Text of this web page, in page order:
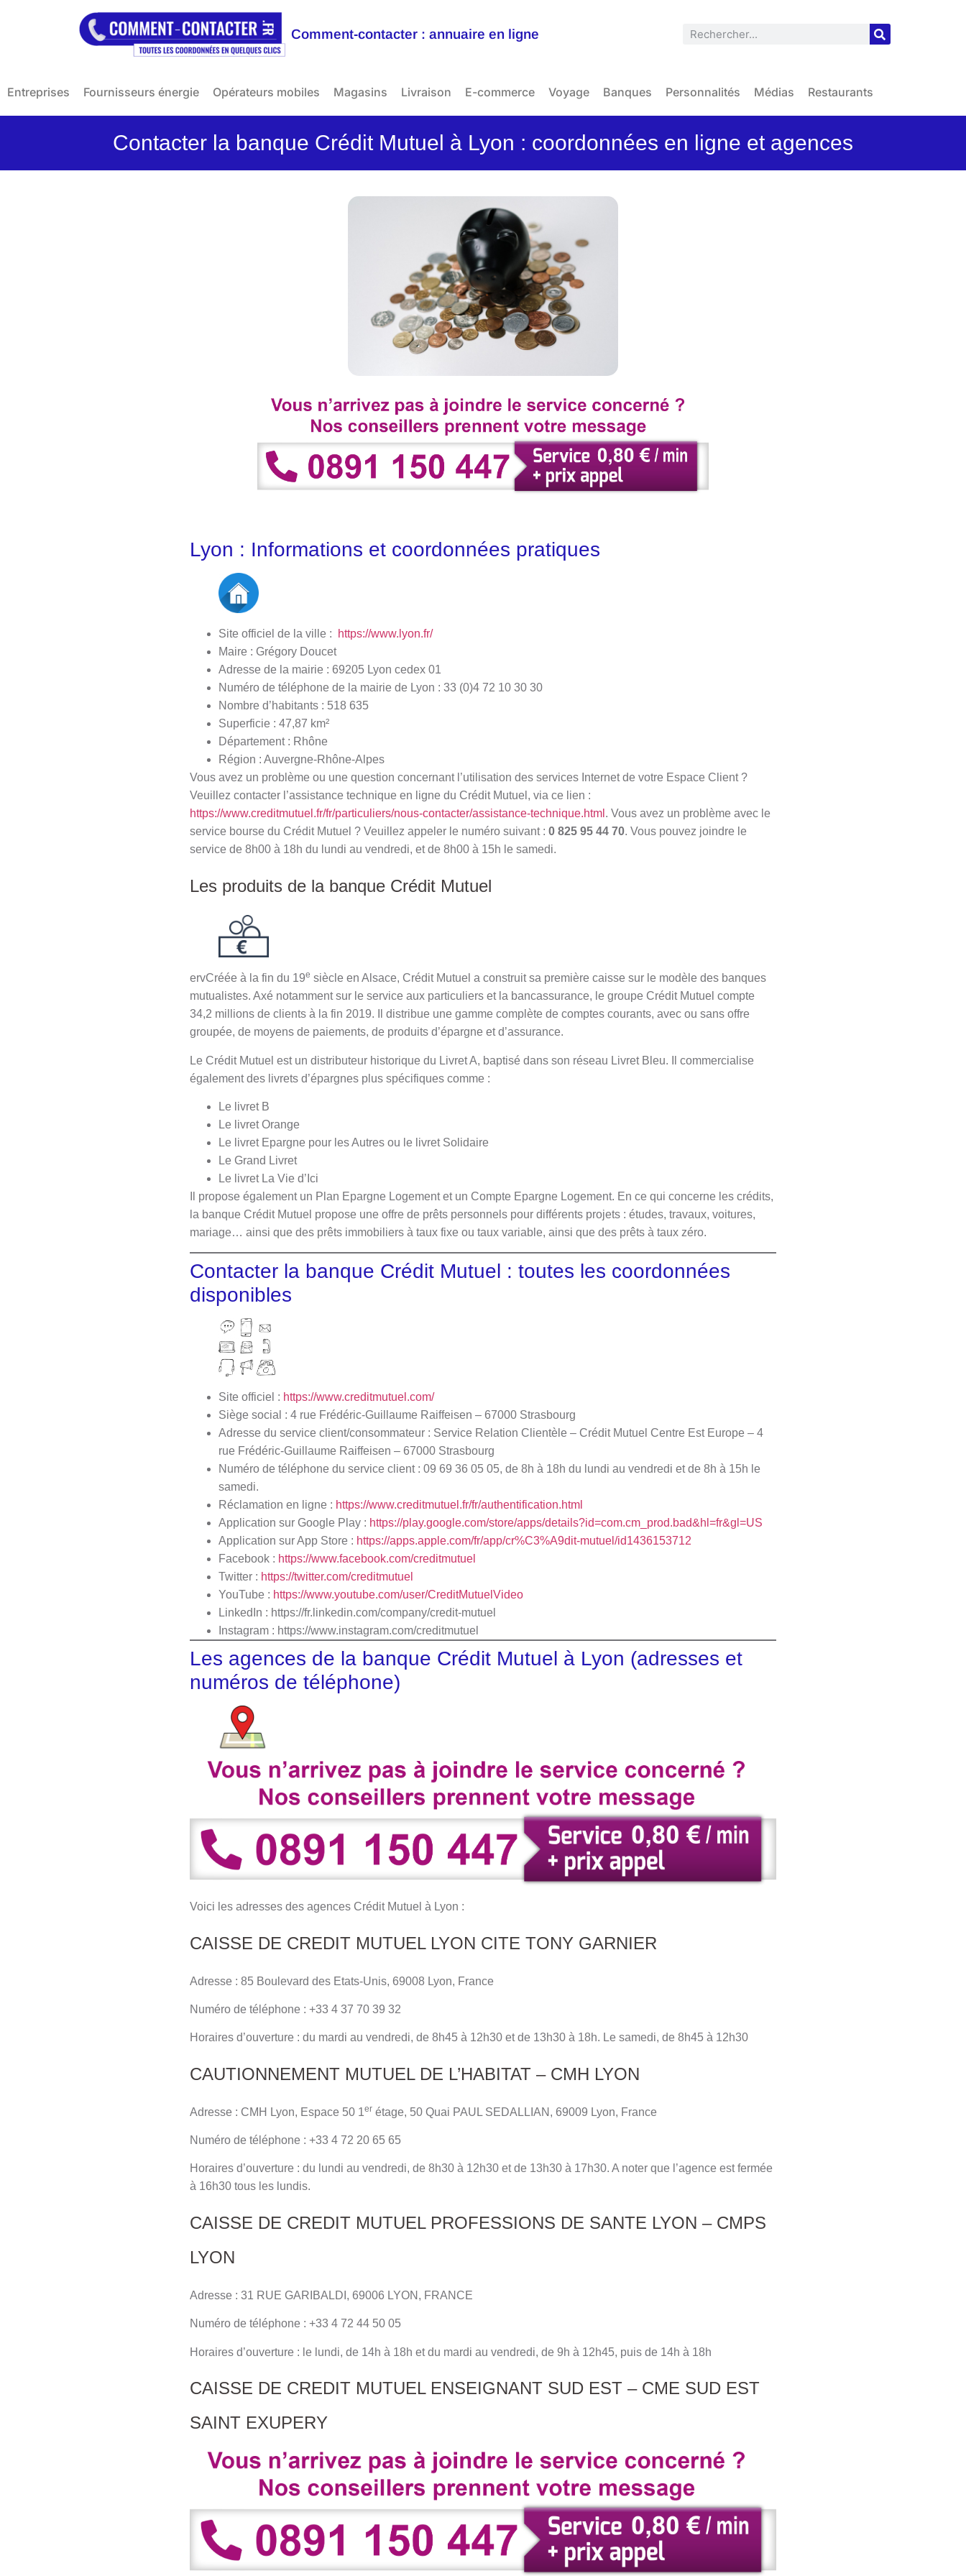
Comment-contacter : annuaire en ligne
Entreprises Fournisseurs énergie Opérateurs mobiles Magasins Livraison E-commerce Voyage Banques Personnalités Médias Restaurants
Contacter la banque Crédit Mutuel à Lyon : coordonnées en ligne et agences
Lyon : Informations et coordonnées pratiques
Site officiel de la ville :
https://www.lyon.fr/
Maire : Grégory Doucet
Adresse de la mairie : 69205 Lyon cedex 01
Numéro de téléphone de la mairie de Lyon : 33 (0)4 72 10 30 30
Nombre d’habitants : 518 635
Superficie : 47,87 km²
Département : Rhône
Région : Auvergne-Rhône-Alpes
Vous avez un problème ou une question concernant l’utilisation des services Internet de votre Espace Client ?
Veuillez contacter l’assistance technique en ligne du Crédit Mutuel, via ce lien :
https://www.creditmutuel.fr/fr/particuliers/nous-contacter/assistance-technique.html . Vous avez un problème avec le
service bourse du Crédit Mutuel ? Veuillez appeler le numéro suivant : 0 825 95 44 70. Vous pouvez joindre le
service de 8h00 à 18h du lundi au vendredi, et de 8h00 à 15h le samedi.
Les produits de la banque Crédit Mutuel
ervCréée à la fin du 19e siècle en Alsace, Crédit Mutuel a construit sa première caisse sur le modèle des banques
mutualistes. Axé notamment sur le service aux particuliers et la bancassurance, le groupe Crédit Mutuel compte
34,2 millions de clients à la fin 2019. Il distribue une gamme complète de comptes courants, avec ou sans offre
groupée, de moyens de paiements, de produits d’épargne et d’assurance.
Le Crédit Mutuel est un distributeur historique du Livret A, baptisé dans son réseau Livret Bleu. Il commercialise
également des livrets d’épargnes plus spécifiques comme :
Le livret B
Le livret Orange
Le livret Epargne pour les Autres ou le livret Solidaire
Le Grand Livret
Le livret La Vie d’Ici
Il propose également un Plan Epargne Logement et un Compte Epargne Logement. En ce qui concerne les crédits,
la banque Crédit Mutuel propose une offre de prêts personnels pour différents projets : études, travaux, voitures,
mariage… ainsi que des prêts immobiliers à taux fixe ou taux variable, ainsi que des prêts à taux zéro.
Contacter la banque Crédit Mutuel : toutes les coordonnées
disponibles
Site officiel : https://www.creditmutuel.com/
Siège social : 4 rue Frédéric-Guillaume Raiffeisen – 67000 Strasbourg
Adresse du service client/consommateur : Service Relation Clientèle – Crédit Mutuel Centre Est Europe – 4
rue Frédéric-Guillaume Raiffeisen – 67000 Strasbourg
Numéro de téléphone du service client : 09 69 36 05 05, de 8h à 18h du lundi au vendredi et de 8h à 15h le
samedi.
Réclamation en ligne : https://www.creditmutuel.fr/fr/authentification.html
Application sur Google Play : https://play.google.com/store/apps/details?id=com.cm_prod.bad&hl=fr&gl=US
Application sur App Store : https://apps.apple.com/fr/app/cr%C3%A9dit-mutuel/id1436153712
Facebook : https://www.facebook.com/creditmutuel
Twitter : https://twitter.com/creditmutuel
YouTube : https://www.youtube.com/user/CreditMutuelVideo
LinkedIn : https://fr.linkedin.com/company/credit-mutuel
Instagram : https://www.instagram.com/creditmutuel
Les agences de la banque Crédit Mutuel à Lyon (adresses et
numéros de téléphone)
Voici les adresses des agences Crédit Mutuel à Lyon :
CAISSE DE CREDIT MUTUEL LYON CITE TONY GARNIER
Adresse : 85 Boulevard des Etats-Unis, 69008 Lyon, France
Numéro de téléphone : +33 4 37 70 39 32
Horaires d’ouverture : du mardi au vendredi, de 8h45 à 12h30 et de 13h30 à 18h. Le samedi, de 8h45 à 12h30
CAUTIONNEMENT MUTUEL DE L’HABITAT – CMH LYON
Adresse : CMH Lyon, Espace 50 1er étage, 50 Quai PAUL SEDALLIAN, 69009 Lyon, France
Numéro de téléphone : +33 4 72 20 65 65
Horaires d’ouverture : du lundi au vendredi, de 8h30 à 12h30 et de 13h30 à 17h30. A noter que l’agence est fermée
à 16h30 tous les lundis.
CAISSE DE CREDIT MUTUEL PROFESSIONS DE SANTE LYON – CMPS
LYON
Adresse : 31 RUE GARIBALDI, 69006 LYON, FRANCE
Numéro de téléphone : +33 4 72 44 50 05
Horaires d’ouverture : le lundi, de 14h à 18h et du mardi au vendredi, de 9h à 12h45, puis de 14h à 18h
CAISSE DE CREDIT MUTUEL ENSEIGNANT SUD EST – CME SUD EST
SAINT EXUPERY